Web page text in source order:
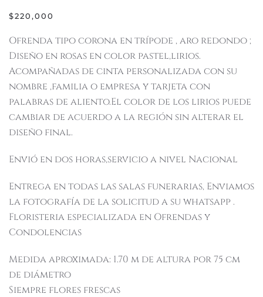
$220,000
Ofrenda tipo corona en trípode , aro redondo ;
Diseño en rosas en color pastel,lirios.
Acompañadas de cinta personalizada con su
nombre ,familia o empresa y tarjeta con
palabras de aliento.El color de los lirios puede
cambiar de acuerdo a la región sin alterar el
diseño final.
Envió en dos horas,servicio a nivel Nacional
Entrega en todas las salas funerarias, Enviamos
la fotografía de la solicitud a su whatsapp .
Floristeria especializada en Ofrendas y
Condolencias
Medida aproximada: 1.70 m de altura por 75 cm
de diámetro
Siempre flores frescas